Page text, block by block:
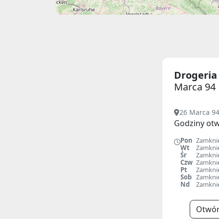
Marca 94
26 Marca
Godziny
Pon
Wt
Śr
Czw
Pt
Sob
Nd